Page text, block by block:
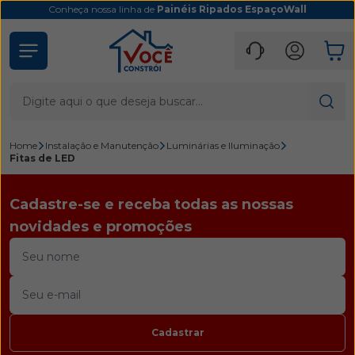
Conheça nossa linha de Painéis Ripados EspaçoWall
Home Instalação e Manutenção
Luminárias e Iluminação
Fitas de LED
Cadastre-se e receba todas as nossas
novidades e promoções
Cadastrar